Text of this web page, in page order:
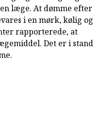
læge. At dømme efter
i en mørk, kølig og
rapporterede, at
Det er i stand